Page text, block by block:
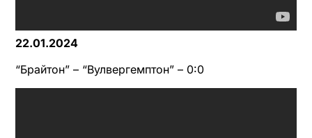
22.01.2024
“Брайтон” – “Вулвергемптон” – 0:0